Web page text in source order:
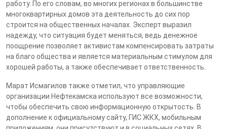
работу. По его словам, во многих регионах в большинстве
многоквартирных домов эта деятельность до сих пор
строится на общественных началах. Эксперт выразил
надежду, что ситуация будет меняться, ведь денежное
поощрение позволяет активистам компенсировать затраты
на благо общества и является материальным стимулом для
хорошей работы, а также обеспечивает ответственность.
Марат Исмагилов также отметил, что управляющие
организации Нефтекамска используют все возможности,
чтобы обеспечить свою информационную открытость. В
дополнение к официальному сайту, ГИС ЖКХ, мобильным